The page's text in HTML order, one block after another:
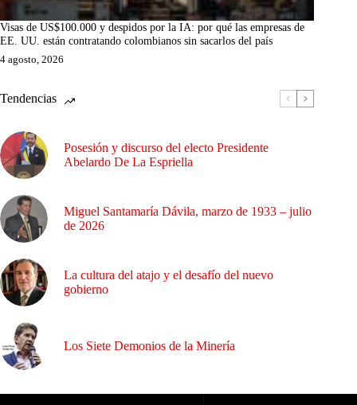
Visas de US$100.000 y despidos por la IA: por qué las empresas de
EE. UU. están contratando colombianos sin sacarlos del país
4 agosto, 2026
Tendencias
Posesión y discurso del electo Presidente
Abelardo De La Espriella
Miguel Santamaría Dávila, marzo de 1933 – julio
de 2026
La cultura del atajo y el desafío del nuevo
gobierno
Los Siete Demonios de la Minería